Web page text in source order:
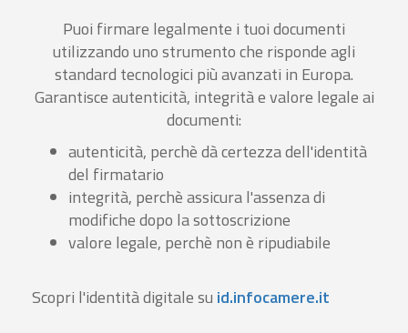
Puoi firmare legalmente i tuoi documenti
utilizzando uno strumento che risponde agli
standard tecnologici più avanzati in Europa.
Garantisce autenticità, integrità e valore legale ai
documenti:
autenticità, perchè dà certezza dell'identità
del firmatario
integrità, perchè assicura l'assenza di
modifiche dopo la sottoscrizione
valore legale, perchè non è ripudiabile
Scopri l'identità digitale su id.infocamere.it